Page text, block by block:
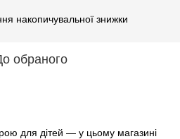
накопичувальної знижки
обраного
для дітей — у цьому магазині